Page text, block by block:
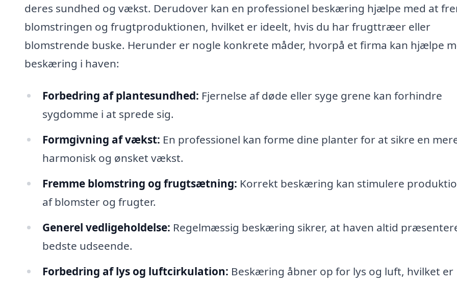
deres sundhed og vækst. Derudover kan en professionel beskæring hjælpe med at
blomstringen og frugtproduktionen, hvilket er ideelt, hvis du har frugttræer eller
blomstrende buske. Herunder er nogle konkrete måder, hvorpå et firma kan hjælpe
beskæring i haven:
Forbedring af plantesundhed: Fjernelse af døde eller syge grene kan forhindre
sygdomme i at sprede sig.
Formgivning af vækst: En professionel kan forme dine planter for at sikre en
harmonisk og ønsket vækst.
Fremme blomstring og frugtsætning: Korrekt beskæring kan stimulere
af blomster og frugter.
Generel vedligeholdelse: Regelmæssig beskæring sikrer, at haven altid
bedste udseende.
Forbedring af lys og luftcirkulation: Beskæring åbner op for lys og luft, hvilket er